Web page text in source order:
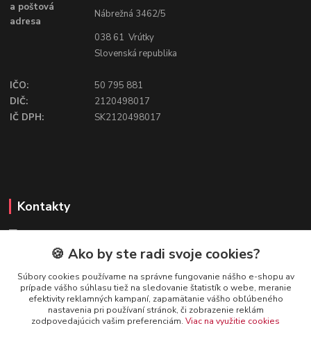
a poštová
adresa
Nábrežná 3462/5
038 61 Vrútky
Slovenská republika
IČO:
50 795 881
DIČ:
2120498017
IČ DPH:
SK2120498017
Kontakty
FIREFLY SHOP
Mgr. Ivana Kirschnerová
+421 918 763 777
🍪 Ako by ste radi svoje cookies?
Súbory cookies používame na správne fungovanie nášho e-shopu av
prípade vášho súhlasu tiež na sledovanie štatistík o webe, meranie
efektivity reklamných kampaní, zapamätanie vášho obľúbeného
nastavenia pri používaní stránok, či zobrazenie reklám
zodpovedajúcich vašim preferenciám. Viac na využitie cookies